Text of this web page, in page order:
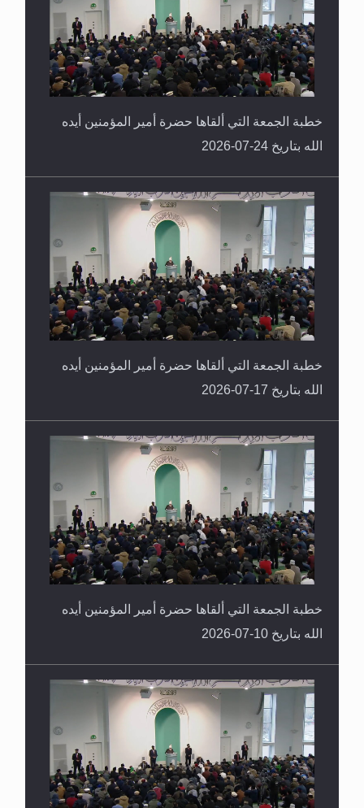
خطبة الجمعة التي ألقاها حضرة أمير المؤمنين أيده
الله بتاريخ 24-07-2026
خطبة الجمعة التي ألقاها حضرة أمير المؤمنين أيده
الله بتاريخ 17-07-2026
خطبة الجمعة التي ألقاها حضرة أمير المؤمنين أيده
الله بتاريخ 10-07-2026